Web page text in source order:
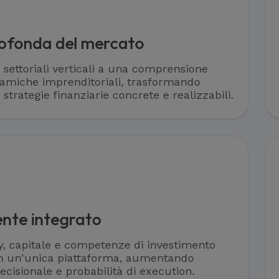
del mercato
verticali a una comprensione
imprenditoriali, trasformando
finanziarie concrete e realizzabili.
integrato
capitale e competenze di investimento
un'unica piattaforma, aumentando
e probabilità di execution.